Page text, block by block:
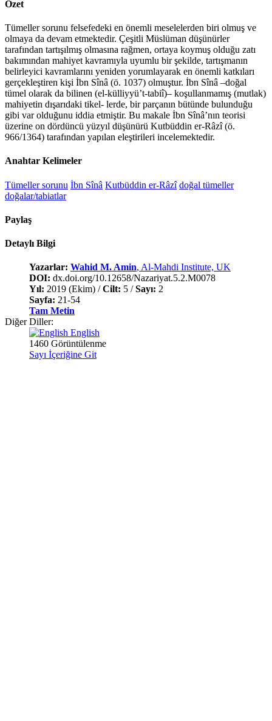
Özet
Tümeller sorunu felsefedeki en önemli meselelerden biri olmuş ve
olmaya da devam etmektedir. Çeşitli Müslüman düşünürler
tarafından tartışılmış olmasına rağmen, ortaya koymuş olduğu zatı
bakımından mahiyet kavramıyla uyumlu bir şekilde, tartışmanın
belirleyici kavramlarını yeniden yorumlayarak en önemli katkıları
gerçekleştiren kişi İbn Sînâ (ö. 1037) olmuştur. İbn Sînâ –doğal
tümel olarak da bilinen (el-külliyyü’t-tabiî)– koşullanmamış (mutlak)
mahiyetin dışarıdaki tikel- lerde, bir parçanın bütünde bulunduğu
gibi var olduğunu iddia etmiştir. Bu makale İbn Sînâ’nın teorisi
üzerine on dördüncü yüzyıl düşünürü Kutbüddin er-Râzî (ö.
966/1364) tarafından yapılan eleştirileri incelemektedir.
Anahtar Kelimeler
Tümeller sorunu İbn Sînâ Kutbüddin er-Râzî doğal tümeller
doğalar/tabiatlar
Paylaş
Detaylı Bilgi
Yazarlar: Wahid M. Amin, Al-Mahdi Institute, UK
DOI: dx.doi.org/10.12658/Nazariyat.5.2.M0078
Yıl: 2019 (Ekim) /Cilt: 5 /Sayı: 2
Sayfa: 21-54
Tam Metin
Diğer Diller:
English
1460 Görüntülenme
Sayı İçeriğine Git